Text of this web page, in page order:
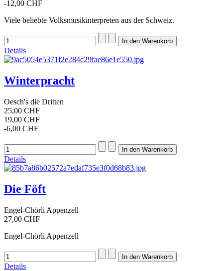
-12,00 CHF
Viele beliebte Volksmusikinterpreten aus der Schweiz.
Details
Winterpracht
Oesch's die Dritten
25,00 CHF
19,00 CHF
-6,00 CHF
Details
Die Föft
Engel-Chörli Appenzell
27,00 CHF
Engel-Chörli Appenzell
Details